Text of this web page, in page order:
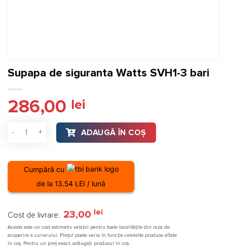
Supapa de siguranta Watts SVH1-3 bari
286,00 lei
Cantitate Supapa de siguranta Watts SVH1-3 bari
ADAUGĂ ÎN COȘ
Cumpără cu
de la 13.54 LEI / lună
Cost de livrare: 23,00 lei
Acesta este un cost estimativ valabil pentru toate localitățile din raza de
acoperire a curierului. Prețul poate varia în funcție celelalte produse aflate
în coș. Pentru un preț exact, adăugați produsul în coș.